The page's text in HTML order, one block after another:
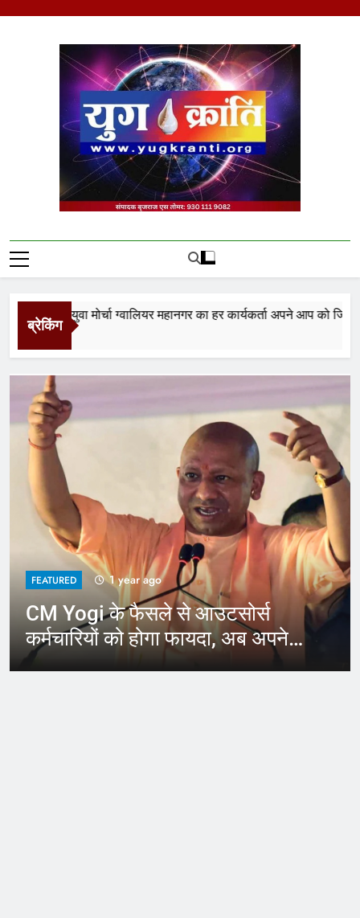
Yug Kranti | Trusted
News Portal
ब्रेकिंग
युवा मोर्चा ग्वालियर महानगर का हर कार्यकर्ता अपने आप को जिला अध्यक्ष
FEATURED 1 year ago
CM Yogi के फैसले से आउटसोर्स
कर्मचारियों को होगा फायदा, अब अपने
जिले में कर सकेंगे काम